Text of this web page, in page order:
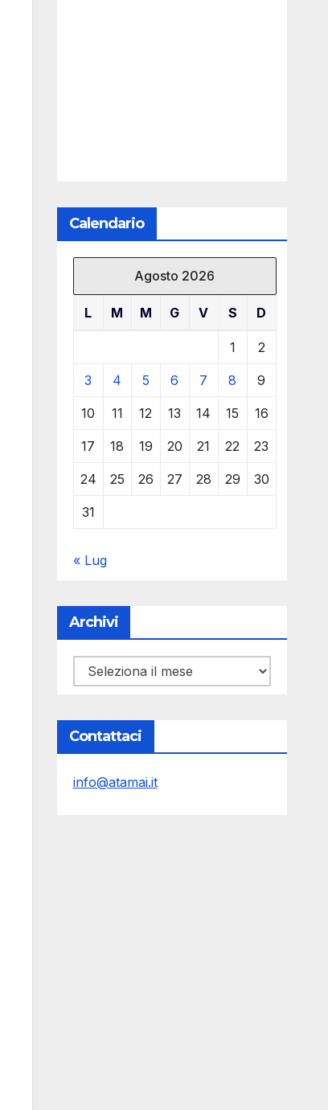
Calendario
Agosto 2026
L M M G V S D
1 2
3 4 5 6 7 8 9
10 11 12 13 14 15 16
17 18 19 20 21 22 23
24 25 26 27 28 29 30
31
« Lug
Archivi
Archivi
Contattaci
info@atamai.it